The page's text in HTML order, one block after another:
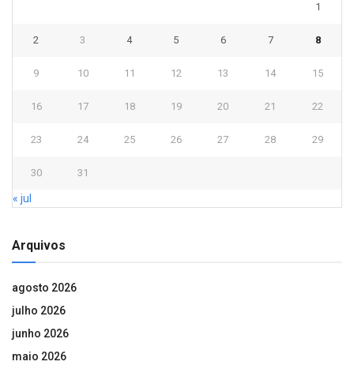
1
2 3 4 5 6 7 8
9 10 11 12 13 14 15
16 17 18 19 20 21 22
23 24 25 26 27 28 29
30 31
« jul
Arquivos
agosto 2026
julho 2026
junho 2026
maio 2026